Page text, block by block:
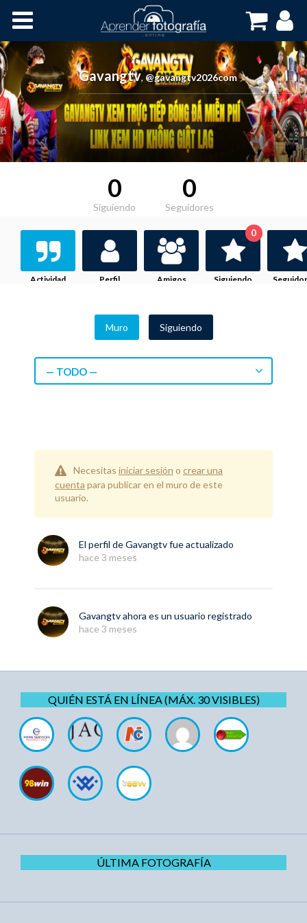
Cursos OnLine
Gavangtv, @gavangtv2026com
0
Siguiendo
0
Seguidores
Actividad Perfil Amigos Siguiendo
0
Muro Siguiendo
— TODO —
Necesitas iniciar sesión o crear una
cuenta para publicar en el muro de este
usuario.
El perfil deGavangtvfue actualizado
hace 3 meses
Gavangtvahora es un usuario registrado
hace 3 meses
QUIÉN ESTÁ EN LÍNEA (MÁX. 30 VISIBLES)
ÚLTIMA FOTOGRAFÍA